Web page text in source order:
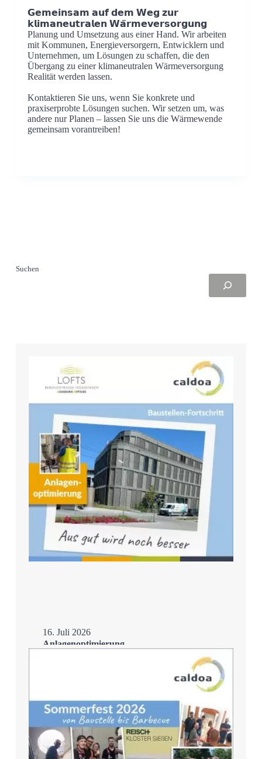
𝗚𝗲𝗺𝗲𝗶𝗻𝘀𝗮𝗺 𝗮𝘂𝗳 𝗱𝗲𝗺 𝗪𝗲𝗴 𝘇𝘂𝗿
𝗸𝗹𝗶𝗺𝗮𝗻𝗲𝘂𝘁𝗿𝗮𝗹𝗲𝗻 𝗪𝗮̈𝗿𝗺𝗲𝘃𝗲𝗿𝘀𝗼𝗿𝗴𝘂𝗻𝗴
Planung und Umsetzung aus einer Hand. Wir arbeiten
mit Kommunen, Energieversorgern, Entwicklern und
Unternehmen, um Lösungen zu schaffen, die den
Übergang zu einer klimaneutralen Wärmeversorgung
Realität werden lassen.
Kontaktieren Sie uns, wenn Sie konkrete und
praxiserprobte Lösungen suchen. Wir setzen um, was
andere nur Planen – lassen Sie uns die Wärmewende
gemeinsam vorantreiben!
Suchen
16. Juli 2026
Anlagenoptimierung